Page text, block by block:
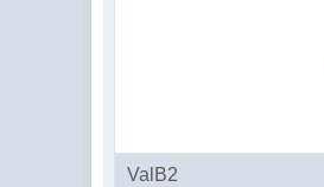
ValB2